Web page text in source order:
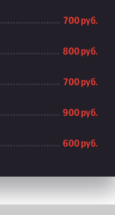
700 руб.
800 руб.
700 руб.
900 руб.
600 руб.